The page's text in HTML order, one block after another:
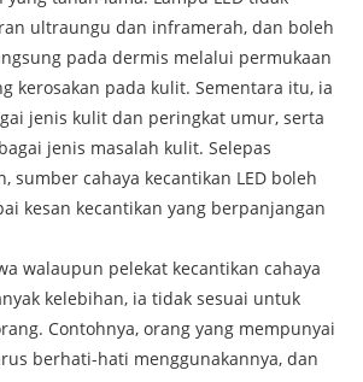
ultraungu dan inframerah, dan boleh
pada dermis melalui permukaan
kerosakan pada kulit. Sementara itu, ia
jenis kulit dan peringkat umur, serta
jenis masalah kulit. Selepas
sumber cahaya kecantikan LED boleh
kesan kecantikan yang berpanjangan
walaupun pelekat kecantikan cahaya
kelebihan, ia tidak sesuai untuk
Contohnya, orang yang mempunyai
berhati-hati menggunakannya, dan